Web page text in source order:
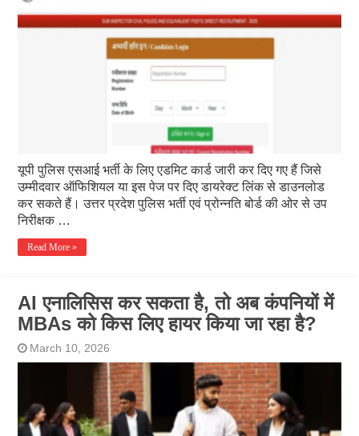
यूपी पुलिस एसआई भर्ती के लिए एडमिट कार्ड जारी कर दिए गए हैं जिसे
उम्मीदवार ऑफिशियल या इस पेज पर दिए डायरेक्ट लिंक से डाउनलोड
कर सकते हैं। उत्तर प्रदेश पुलिस भर्ती एवं प्रोन्नति बोर्ड की ओर से उप
निरीक्षक …
Read More »
AI एनालिसिस कर सकता है, तो अब कंपनियों में
MBAs को किस लिए हायर किया जा रहा है?
March 10, 2026